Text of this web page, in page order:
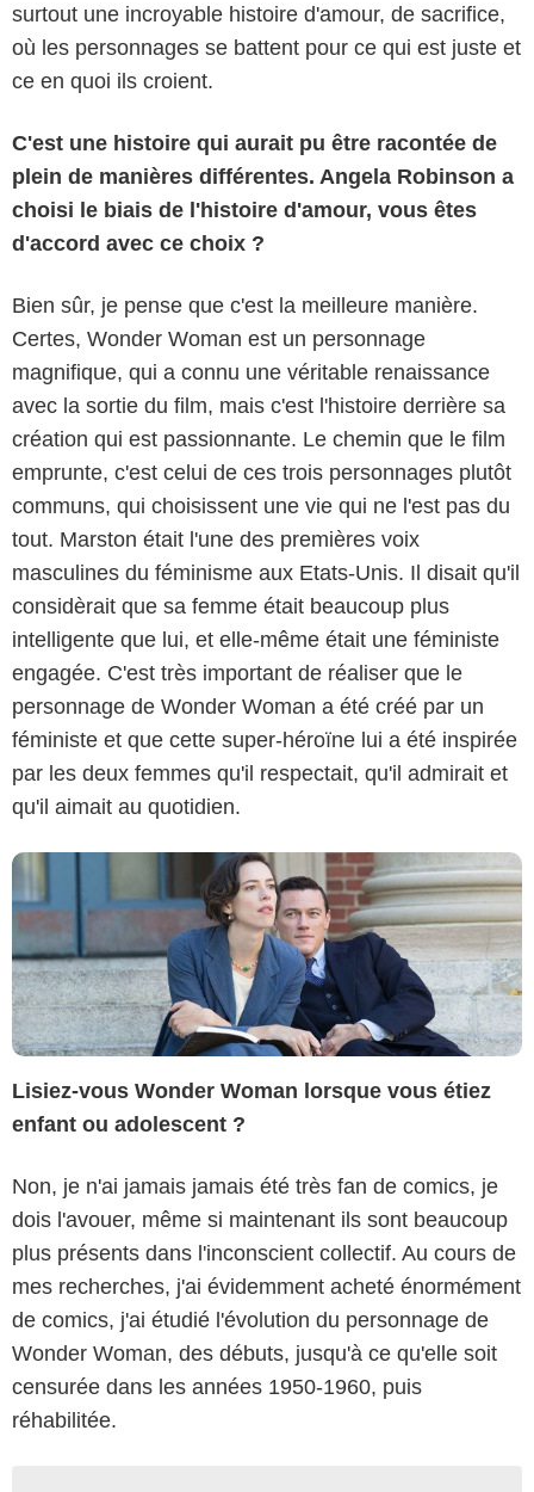
surtout une incroyable histoire d'amour, de sacrifice,
où les personnages se battent pour ce qui est juste et
ce en quoi ils croient.
C'est une histoire qui aurait pu être racontée de
plein de manières différentes. Angela Robinson a
choisi le biais de l'histoire d'amour, vous êtes
d'accord avec ce choix ?
Bien sûr, je pense que c'est la meilleure manière.
Certes, Wonder Woman est un personnage
magnifique, qui a connu une véritable renaissance
avec la sortie du film, mais c'est l'histoire derrière sa
création qui est passionnante. Le chemin que le film
emprunte, c'est celui de ces trois personnages plutôt
communs, qui choisissent une vie qui ne l'est pas du
tout. Marston était l'une des premières voix
masculines du féminisme aux Etats-Unis. Il disait qu'il
considèrait que sa femme était beaucoup plus
intelligente que lui, et elle-même était une féministe
engagée. C'est très important de réaliser que le
personnage de Wonder Woman a été créé par un
féministe et que cette super-héroïne lui a été inspirée
par les deux femmes qu'il respectait, qu'il admirait et
qu'il aimait au quotidien.
Lisiez-vous Wonder Woman lorsque vous étiez
enfant ou adolescent ?
Non, je n'ai jamais jamais été très fan de comics, je
dois l'avouer, même si maintenant ils sont beaucoup
plus présents dans l'inconscient collectif. Au cours de
mes recherches, j'ai évidemment acheté énormément
de comics, j'ai étudié l'évolution du personnage de
Wonder Woman, des débuts, jusqu'à ce qu'elle soit
censurée dans les années 1950-1960, puis
réhabilitée.